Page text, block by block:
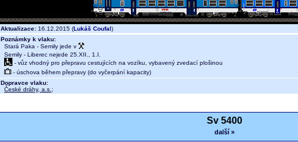
Aktualizace: 16.12.2015 (Lukáš Coufal)
Poznámky k vlaku:
Stará Paka - Semily jede v
Semily - Liberec nejede 25.XII., 1.I.
- vůz vhodný pro přepravu cestujících na vozíku, vybavený zvedací plošinou
- úschova během přepravy (do vyčerpání kapacity)
Dopravce vlaku:
České dráhy, a.s. ;
Sv 5400
další »